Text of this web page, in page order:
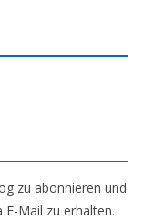
zu abonnieren und
Mail zu erhalten.